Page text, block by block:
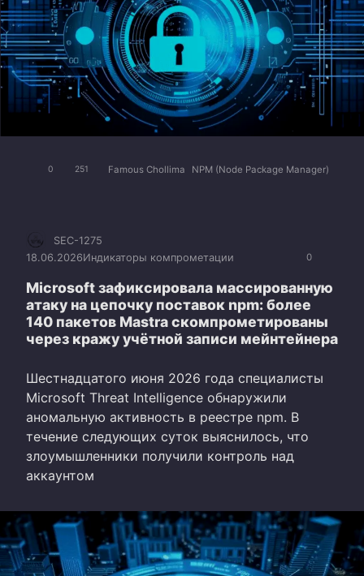
0 251 Famous Chollima NPM (Node Package Manager)
0
SEC-1275
18.06.2026Индикаторы компрометации
Microsoft зафиксировала массированную
атаку на цепочку поставок npm: более
140 пакетов Mastra скомпрометированы
через кражу учётной записи мейнтейнера
Шестнадцатого июня 2026 года специалисты
Microsoft Threat Intelligence обнаружили
аномальную активность в реестре npm. В
течение следующих суток выяснилось, что
злоумышленники получили контроль над
аккаунтом